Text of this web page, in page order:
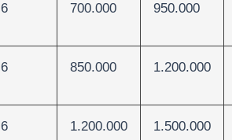
6 700.000 950.000
6 850.000 1.200.000
6 1.200.000 1.500.000